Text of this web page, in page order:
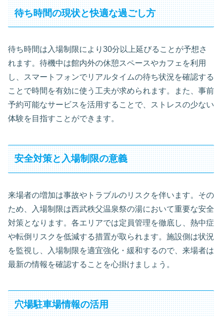
待ち時間の現状と快適な過ごし方
待ち時間は入場制限により30分以上延びることが予想さ
れます。待機中は館内外の休憩スペースやカフェを利用
し、スマートフォンでリアルタイムの待ち状況を確認する
ことで時間を有効に使う工夫が求められます。また、事前
予約可能なサービスを活用することで、ストレスの少ない
体験を目指すことができます。
安全対策と入場制限の意義
来場者の増加は事故やトラブルのリスクを伴います。その
ため、入場制限は西武秩父温泉祭の湯において重要な安全
対策となります。各エリアでは定員管理を徹底し、熱中症
や転倒リスクを低減する措置が取られます。施設側は状況
を監視し、入場制限を適宜強化・緩和するので、来場者は
最新の情報を確認することを心掛けましょう。
穴場駐車場情報の活用